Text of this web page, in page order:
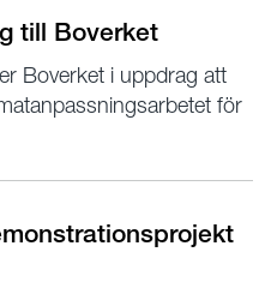
till Boverket
Boverket i uppdrag att
för